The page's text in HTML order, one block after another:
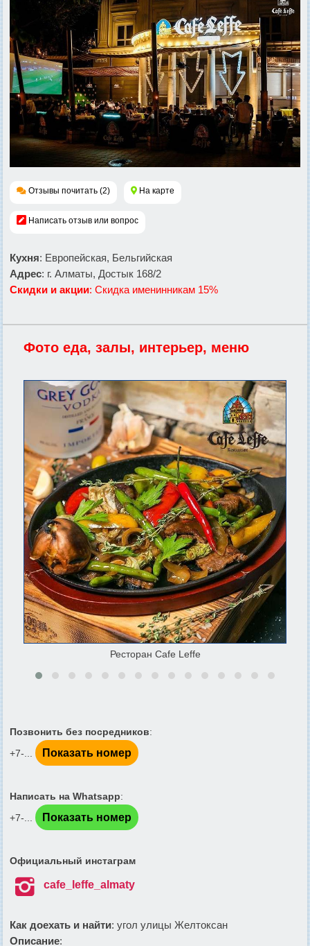
Отзывы почитать (2) На карте
Написать отзыв или вопрос
Кухня: Европейская, Бельгийская
Адрес: г. Алматы, Достык 168/2
Скидки и акции: Скидка именинникам 15%
Фото еда, залы, интерьер, меню
Ресторан Cafe Leffe
Позвонить без посредников:
+7-...
Показать номер
Написать на Whatsapp:
+7-...
Показать номер
Официальный инстаграм
 cafe_leffe_almaty
Как доехать и найти: угол улицы Желтоксан
Описание: